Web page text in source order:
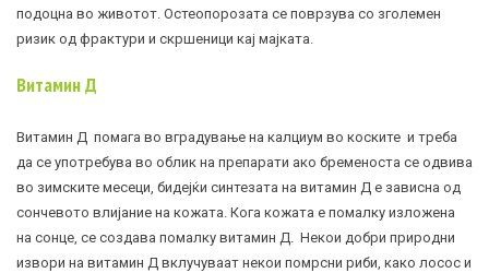
подоцна во животот. Остеопорозата се поврзува со зголемен
ризик од фрактури и скршеници кај мајката.
Витамин Д
Витамин Д помага во вградување на калциум во коските и треба
да се употребува во облик на препарати ако бременоста се одвива
во зимските месеци, бидејќи синтезата на витамин Д е зависна од
сончевото влијание на кожата. Кога кожата е помалку изложена
на сонце, се создава помалку витамин Д. Некои добри природни
извори на витамин Д вклучуваат некои помрсни риби, како лосос и